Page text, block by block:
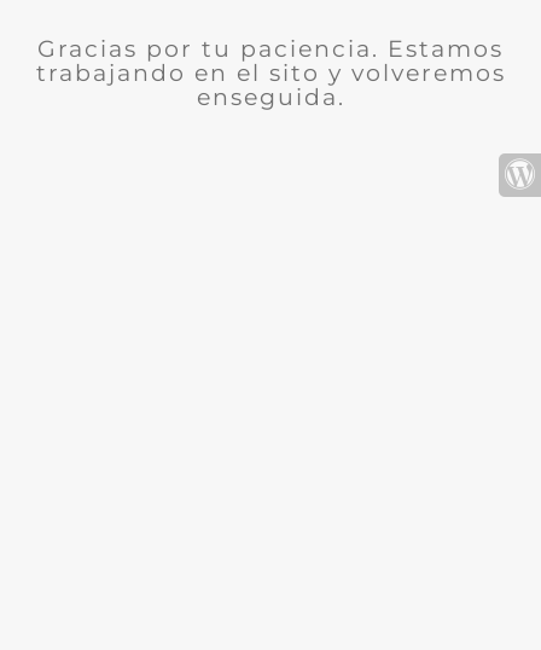
Gracias por tu paciencia. Estamos
trabajando en el sito y volveremos
enseguida.